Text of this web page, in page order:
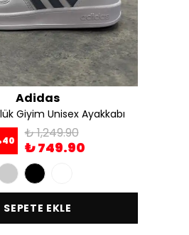
Adidas
Giyim Unisex Ayakkabı
40 ₺ 1,249.90
₺ 749.90
SEPETE EKLE